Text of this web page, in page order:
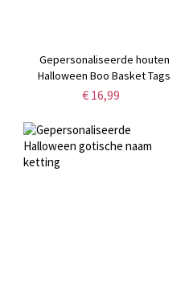
Gepersonaliseerde houten
Halloween Boo Basket Tags
€ 16,99